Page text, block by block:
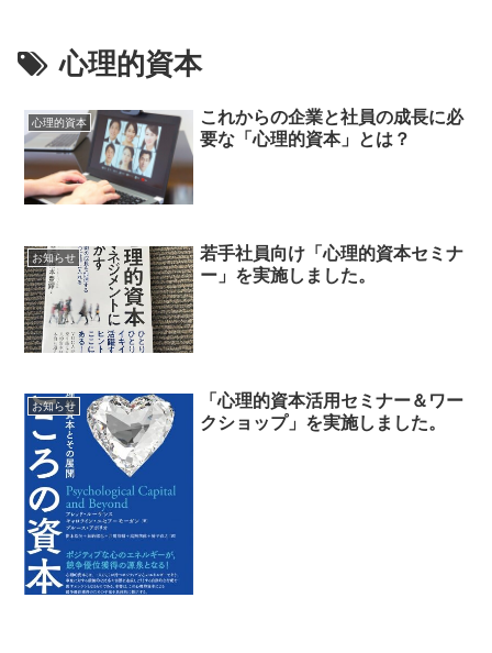
心理的資本
心理的資本
これからの企業と社員の成長に必
要な「心理的資本」とは？
お知らせ
若手社員向け「心理的資本セミナ
ー」を実施しました。
お知らせ
「心理的資本活用セミナー＆ワー
クショップ」を実施しました。